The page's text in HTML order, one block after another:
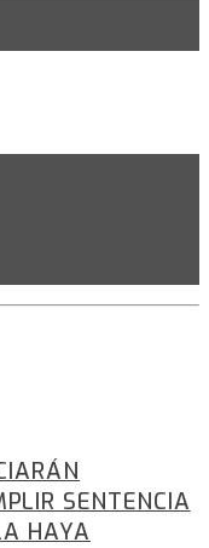
SENTENCIA
HAYA